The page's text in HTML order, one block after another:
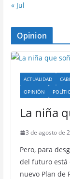
« Jul
Opinion
ACTUALIDAD
OPINIÓN
La niña
3 de agosto de
Pero, para
del futuro está
nuevo Plan de